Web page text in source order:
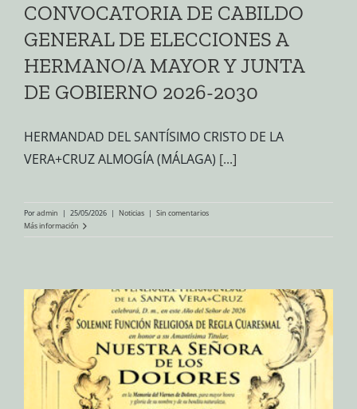
CONVOCATORIA DE CABILDO
GENERAL DE ELECCIONES A
HERMANO/A MAYOR Y JUNTA
DE GOBIERNO 2026-2030
HERMANDAD DEL SANTÍSIMO CRISTO DE LA
VERA+CRUZ ALMOGÍA (MÁLAGA) [...]
Poradmin | 25/05/2026 | Noticias | Sin comentarios
Más información